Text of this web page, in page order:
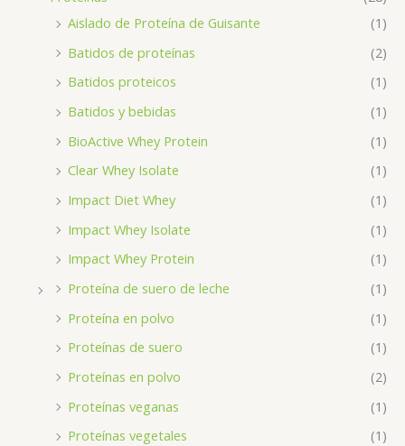
Aislado de Proteína de Guisante
(1)
Batidos de proteínas
(2)
Batidos proteicos
(1)
Batidos y bebidas
(1)
BioActive Whey Protein
(1)
Clear Whey Isolate
(1)
Impact Diet Whey
(1)
Impact Whey Isolate
(1)
Impact Whey Protein
(1)
Proteína de suero de leche
(1)
Proteína en polvo
(1)
Proteínas de suero
(1)
Proteínas en polvo
(2)
Proteínas veganas
(1)
Proteínas vegetales
(1)